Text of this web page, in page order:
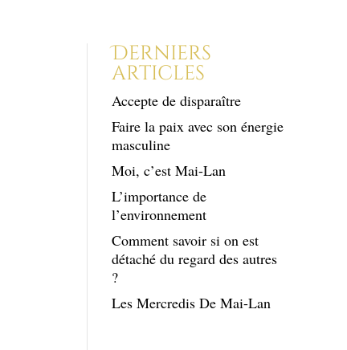
Derniers
articles
Accepte de disparaître
Faire la paix avec son énergie
masculine
Moi, c’est Mai-Lan
L’importance de
l’environnement
Comment savoir si on est
détaché du regard des autres
?
Les Mercredis De Mai-Lan